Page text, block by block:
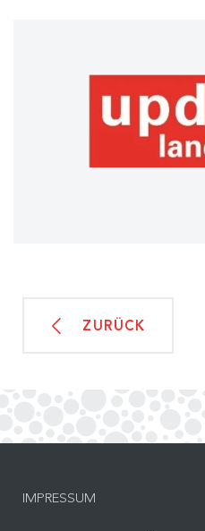
ZURÜCK
IMPRESSUM